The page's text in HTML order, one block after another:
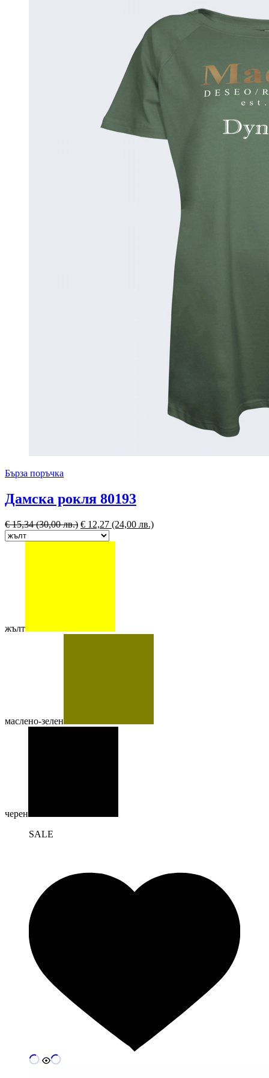
Бърза поръчка
Дамска рокля 80193
€15,34(30,00 лв.) € 12,27 (24,00 лв.)
жълт
маслено-зелен
черен
SALE